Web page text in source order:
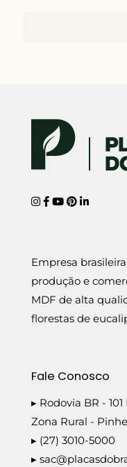
Empresa
produção e
MDF de alta
florestas de
Fale Conosco
▸ Rodovia BR -
Zona Rural -
▸ (27) 3010-5000
▸